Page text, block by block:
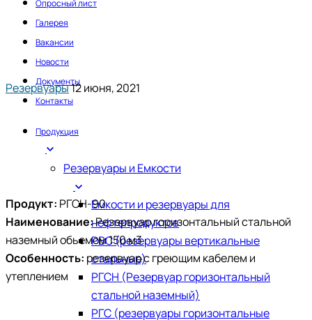
Опросный лист
Галерея
Вакансии
Новости
Документы
Контакты
Продукция
Резервуары и Емкости
Емкости и резервуары для
нефтепродуктов
РВС (резервуары вертикальные
стальные)
РГСН (Резервуар горизонтальный
стальной наземный)
РГС (резервуары горизонтальные
Резервуары12 июня, 2021
Продукт: РГСН-90
Наименование:Резервуар горизонтальный стальной
наземный обьемом 150 м3
Особенность: резервуар с греющим кабелем и
утеплением